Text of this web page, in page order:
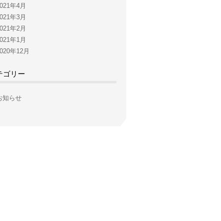
年4月
年3月
年2月
年1月
年12月
ゴリー
知らせ